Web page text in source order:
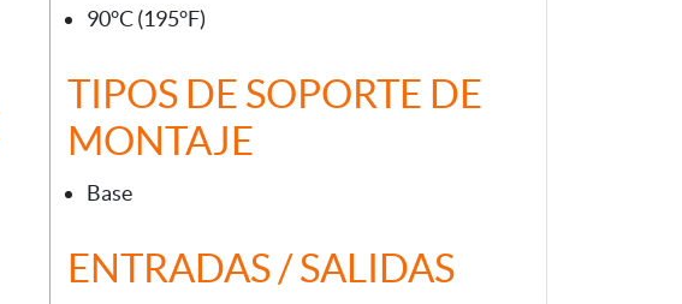
90°C (195°F)
TIPOS DE SOPORTE DE
MONTAJE
Base
ENTRADAS / SALIDAS